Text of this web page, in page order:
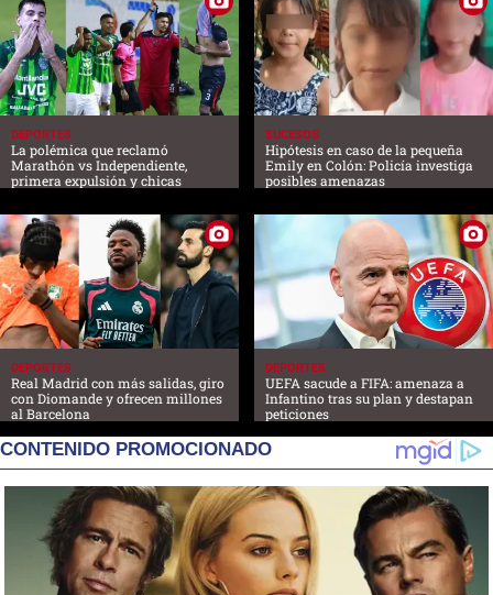
DEPORTES
La polémica que reclamó
Marathón vs Independiente,
primera expulsión y chicas
SUCESOS
Hipótesis en caso de la pequeña
Emily en Colón: Policía investiga
posibles amenazas
DEPORTES
Real Madrid con más salidas, giro
con Diomande y ofrecen millones
al Barcelona
DEPORTES
UEFA sacude a FIFA: amenaza a
Infantino tras su plan y destapan
peticiones
CONTENIDO PROMOCIONADO